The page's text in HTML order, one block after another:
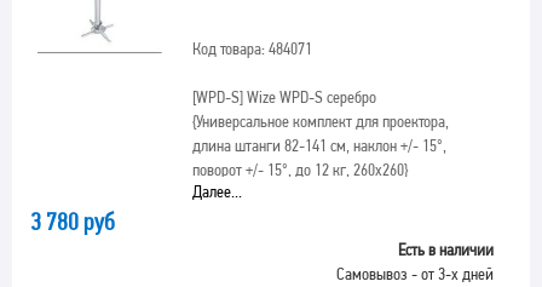
Код товара: 484071
[WPD-S]Wize WPD-S серебро
{Универсальное комплект для проектора,
длина штанги 82-141 см, наклон +/- 15°,
поворот +/- 15°, до 12 кг, 260х260}
Далее...
3 780 руб
Есть в наличии
Самовывоз - от 3-х дней